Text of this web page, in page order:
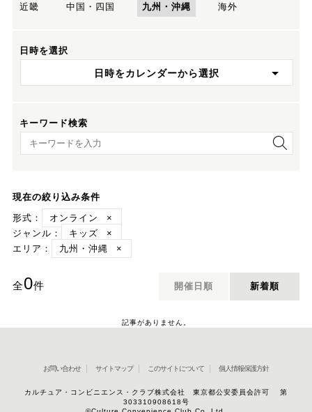
近畿
中国・四国 九州・沖縄 海外
日時を選択
日時をカレンダーから選択
キーワード検索
キーワード検索
現在の絞り込み条件
形式：
オンライン
×
ジャンル：
キッズ
×
エリア：
九州・沖縄 ×
全0件 開催日順 新着順
記事がありません。
お問い合わせ サイトマップ このサイトについて 個人情報保護方針
カルチュア・コンビニエンス・クラブ株式会社 東京都公安委員会許可 第
303310908618号